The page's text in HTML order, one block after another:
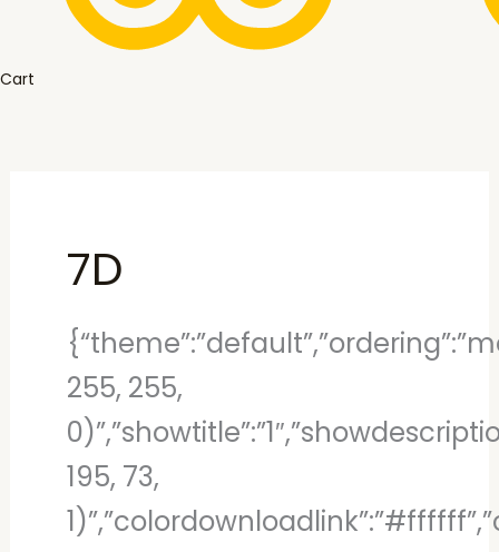
Cart
7D
255, 255,
195, 73,